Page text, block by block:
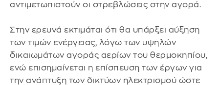
αντιμετωπιστούν οι στρεβλώσεις στην αγορά.
Στην ερευνά εκτιμάται ότι θα υπάρξει αύξηση
των τιμών ενέργειας, λόγω των υψηλών
δικαιωμάτων αγοράς αερίων του θερμοκηπίου,
ενώ επισημαίνεται η επίσπευση των έργων για
την ανάπτυξη των δικτύων ηλεκτρισμού ώστε